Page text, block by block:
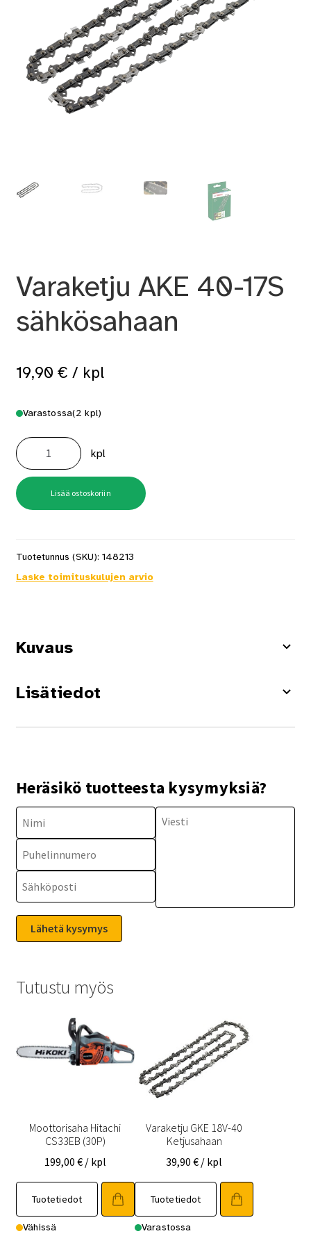
Varaketju AKE 40-17S
sähkösahaan
19,90 € / kpl
Varastossa(2 kpl)
Varaketju
AKE
40-
17S
sähkösahaan
määrä
kpl
Lisää ostoskoriin
Tuotetunnus (SKU): 148213
Laske toimituskulujen arvio
Kuvaus
Lisätiedot
Heräsikö tuotteesta kysymyksiä?
Tutustu myös
Moottorisaha Hitachi
CS33EB (30P)
199,00 € / kpl
Tuotetiedot
Vähissä
Varaketju GKE 18V-40
Ketjusahaan
39,90€ / kpl
Tuotetiedot
Varastossa